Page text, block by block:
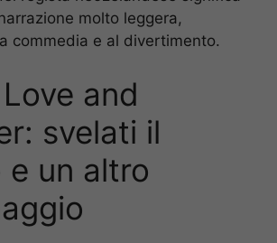
molto leggera,
commedia e al divertimento.
and
svelati il
un altro